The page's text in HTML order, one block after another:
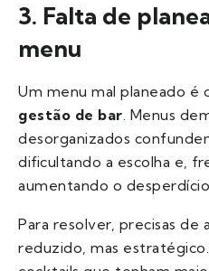
3. Falta de
menu
Um menu mal planeado é
gestão de bar. Menus
desorganizados
dificultando a escolha e,
aumentando o
Para resolver, precisas de
reduzido, mas